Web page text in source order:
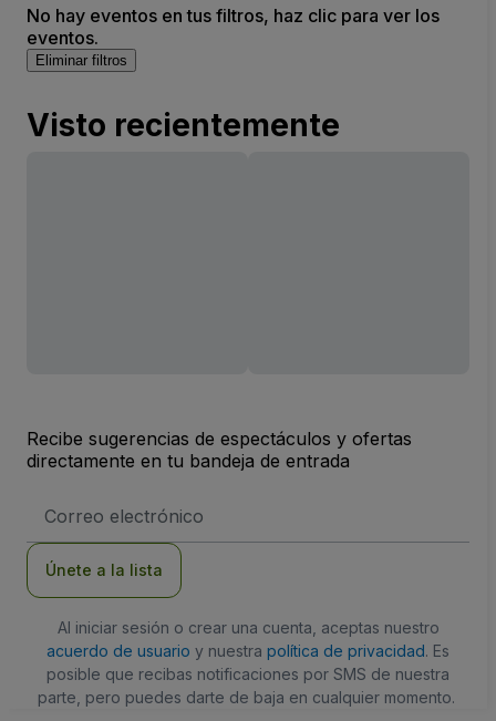
No hay eventos en tus filtros, haz clic para ver los
eventos.
Eliminar filtros
Visto recientemente
Recibe sugerencias de espectáculos y ofertas
directamente en tu bandeja de entrada
de
Únete a la lista
Al iniciar sesión o crear una cuenta, aceptas nuestro
acuerdo de usuario y nuestra política de privacidad. Es
posible que recibas notificaciones por SMS de nuestra
parte, pero puedes darte de baja en cualquier momento.